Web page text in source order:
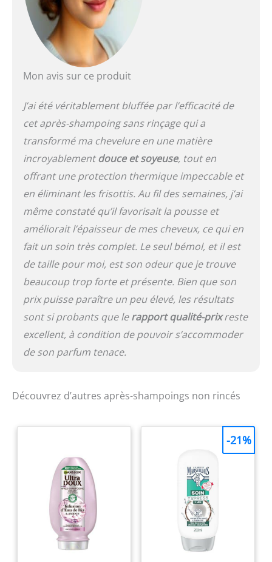
Mon avis sur ce produit
J’ai été véritablement bluffée par l’efficacité de
cet après-shampoing sans rinçage qui a
transformé ma chevelure en une matière
incroyablementdouce et soyeuse, tout en
offrant une protection thermique impeccable et
en éliminant les frisottis. Au fil des semaines, j’ai
même constaté qu’il favorisait la pousse et
améliorait l’épaisseur de mes cheveux, ce qui en
fait un soin très complet. Le seul bémol, et il est
de taille pour moi, est son odeur que je trouve
beaucoup trop forte et présente. Bien que son
prix puisse paraître un peu élevé, les résultats
sont si probants que lerapport qualité-prixreste
excellent, à condition de pouvoir s’accommoder
de son parfum tenace.
Découvrez d’autres après-shampoings non rincés
-21%